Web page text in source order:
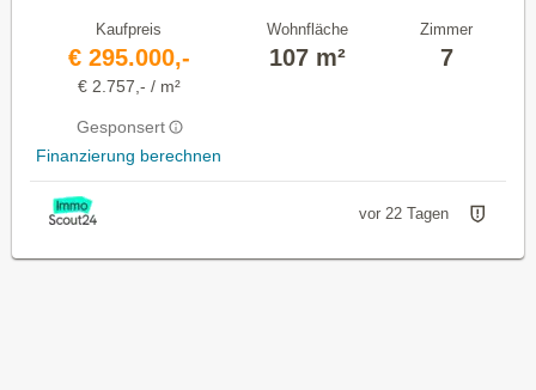
Kaufpreis
€ 295.000,-
€ 2.757,- / m²
Gesponsert
Finanzierung berechnen
Wohnfläche
107 m²
Zimmer
7
vor 22 Tagen